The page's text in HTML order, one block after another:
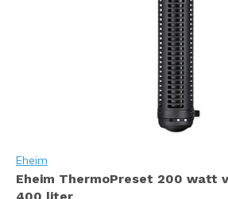
Eheim
Eheim ThermoPreset 200 watt